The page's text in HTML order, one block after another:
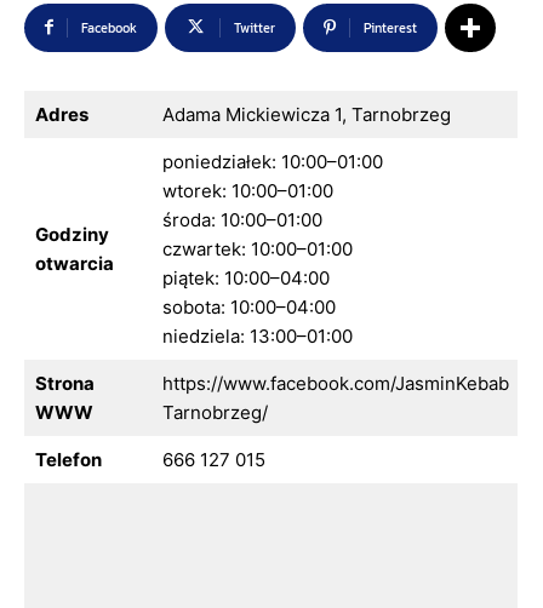
Facebook Twitter Pinterest
Adres Adama Mickiewicza 1, Tarnobrzeg
Godziny
otwarcia
poniedziałek: 10:00–01:00
wtorek: 10:00–01:00
środa: 10:00–01:00
czwartek: 10:00–01:00
piątek: 10:00–04:00
sobota: 10:00–04:00
niedziela: 13:00–01:00
Strona
WWW
https://www.facebook.com/JasminKebab
Tarnobrzeg/
Telefon 666 127 015